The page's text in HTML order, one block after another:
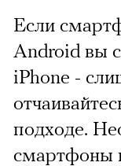
Если
Android вы
iPhone -
подходе.
смартфоны